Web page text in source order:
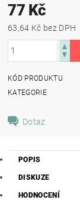
77 Kč
63,64 Kč bez DPH
KÓD PRODUKTU
KATEGORIE
Dotaz
POPIS
DISKUZE
HODNOCENÍ